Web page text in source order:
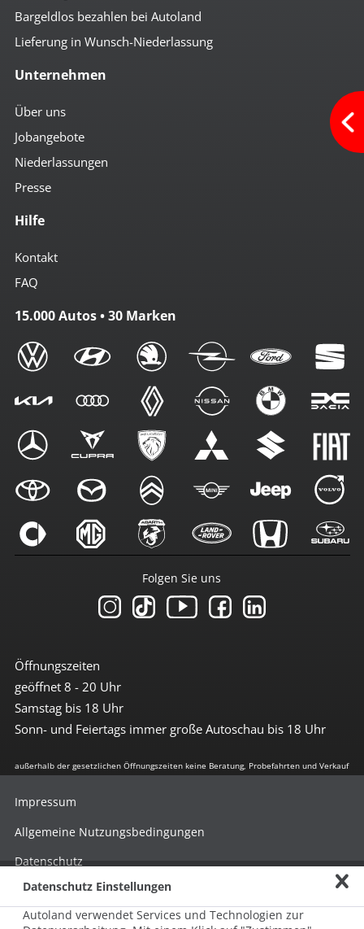
Bargeldlos bezahlen bei Autoland
Lieferung in Wunsch-Niederlassung
Unternehmen
Über uns
Jobangebote
Niederlassungen
Presse
Hilfe
Kontakt
FAQ
15.000 Autos • 30 Marken
Öffnungszeiten
geöffnet 8 - 20 Uhr
Samstag bis 18 Uhr
Sonn- und Feiertags immer große Autoschau bis 18 Uhr
Folgen Sie uns
außerhalb der gesetzlichen Öffnungszeiten keine Beratung, Probefahrten und Verkauf
Impressum
Allgemeine Nutzungsbedingungen
Datenschutz
Hinweisgebersystem nach HinSchG
Beschwerde nach LkSG
Datenschutz Einstellungen
Autoland verwendet Services und Technologien zur